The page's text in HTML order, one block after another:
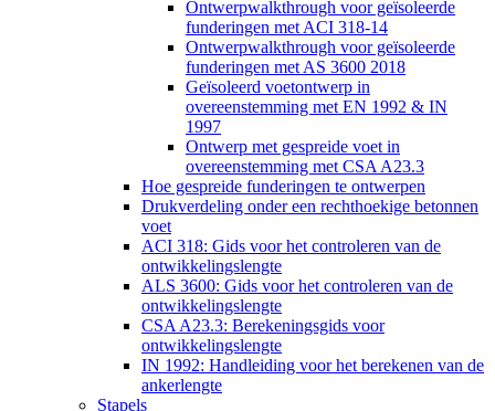
Ontwerpwalkthrough voor geïsoleerde
funderingen met ACI 318-14
Ontwerpwalkthrough voor geïsoleerde
funderingen met AS 3600 2018
Geïsoleerd voetontwerp in
overeenstemming met EN 1992 & IN
1997
Ontwerp met gespreide voet in
overeenstemming met CSA A23.3
Hoe gespreide funderingen te ontwerpen
Drukverdeling onder een rechthoekige betonnen
voet
ACI 318: Gids voor het controleren van de
ontwikkelingslengte
ALS 3600: Gids voor het controleren van de
ontwikkelingslengte
CSA A23.3: Berekeningsgids voor
ontwikkelingslengte
IN 1992: Handleiding voor het berekenen van de
ankerlengte
Stapels